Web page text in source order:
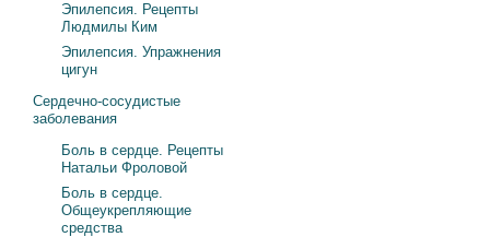
Эпилепсия. Рецепты
Людмилы Ким
Эпилепсия. Упражнения
цигун
Сердечно-сосудистые
заболевания
Боль в сердце. Рецепты
Натальи Фроловой
Боль в сердце.
Общеукрепляющие
средства